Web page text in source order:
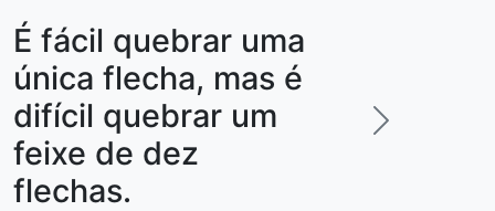
É fácil quebrar uma
única flecha, mas é
difícil quebrar um
feixe de dez
flechas.